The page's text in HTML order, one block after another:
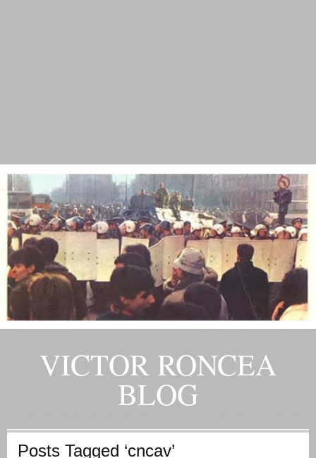
VICTOR RONCEA
BLOG
Posts Tagged ‘cncav’